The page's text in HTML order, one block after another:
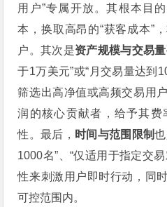
用户”专属开放。其根本目
本，换取高昂的“获客成本”
户。其次是资产规模与交易
于1万美元”或“月交易量达到
筛选出高净值或高频交易用
润的核心贡献者，给予其
性。最后， 时间与范围限制
1000名”、“仅适用于指定交
性来刺激用户即时行动，同
可控范围内。